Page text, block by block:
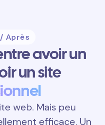
Après
avoir un
un site
web. Mais peu
efficace. Un